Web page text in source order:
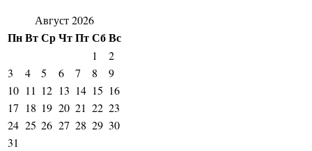
Август 2026
ПнВтСрЧтПтСбВс
1
2
3
4 5 6 7 8
9
10 11 12 13 14 15 16
17 18 19 20 21 22 23
24 25 26 27 28 29 30
31